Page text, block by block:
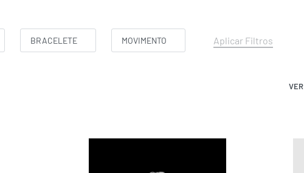
BRACELETE MOVIMENTO Aplicar Filtros
VER